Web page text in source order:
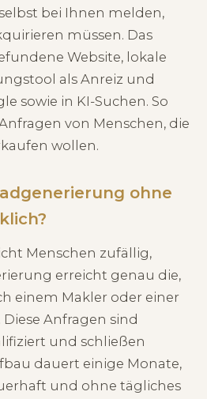
bei Ihnen melden,
müssen. Das
Website, lokale
als Anreiz und
sowie in KI-Suchen. So
von Menschen, die
wollen.
ohne
Menschen zufällig,
erreicht genau die,
einem Makler oder einer
Anfragen sind
und schließen
dauert einige Monate,
und ohne tägliches